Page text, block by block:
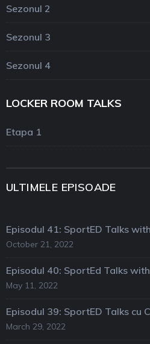
Sezonul 2
Sezonul 3
Sezonul 4
LOCKER ROOM TALKS
Etapa 1
ULTIMELE EPISOADE
Episodul 41: SportED Talks
October 21, 2022
Episodul 40: SportEd Talks
May 11, 2022
Episodul 39: SportED Talks cu
March 29, 2022